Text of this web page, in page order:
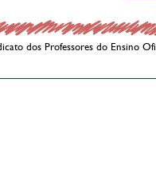
dos Professores do Ensino